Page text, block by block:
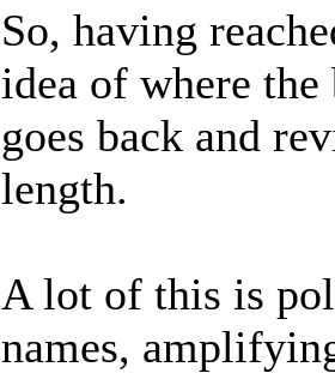
So, having
idea of where
goes back and
length.
A lot of this is
names,